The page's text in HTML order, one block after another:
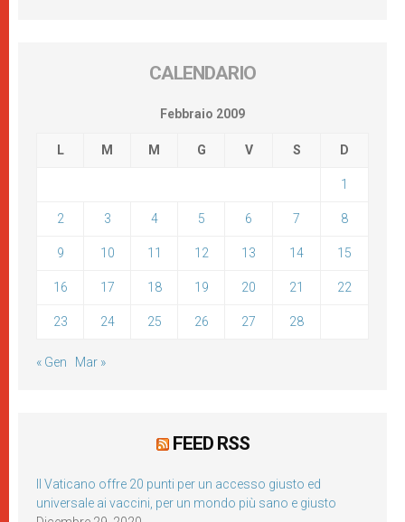
CALENDARIO
Febbraio 2009
L M M G V S D
1
2 3 4 5 6 7 8
9 10 11 12 13 14 15
16 17 18 19 20 21 22
23 24 25 26 27 28
« Gen Mar »
FEED RSS
Il Vaticano offre 20 punti per un accesso giusto ed
universale ai vaccini, per un mondo più sano e giusto